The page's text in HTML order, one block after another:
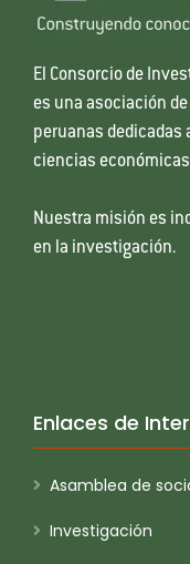
El Consorcio de
es una asociación
peruanas dedicadas
ciencias
Nuestra misión es
en la investigación.
Enlaces de
Asamblea de
Investigación